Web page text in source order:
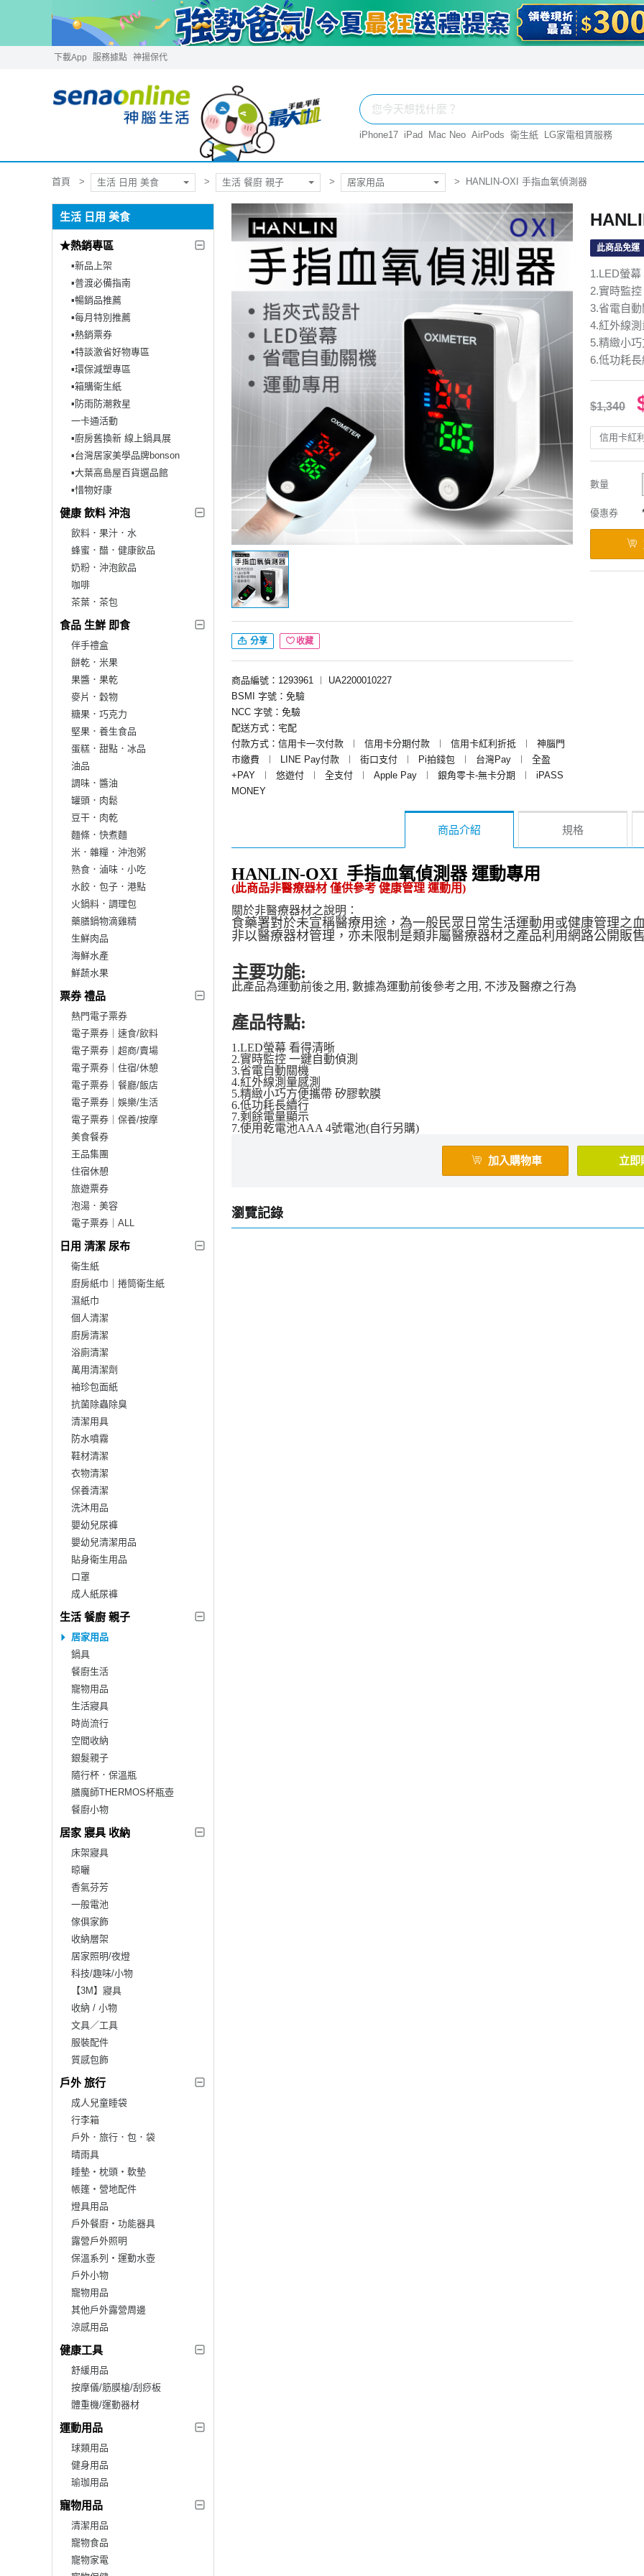
下載App 服務據點 神揚保代
iPhone17 iPad Mac Neo AirPods 衛生紙 LG家電租賃服務
首頁 生活 日用 美食 生活 餐廚 親子 居家用品 HANLIN-OXI 手指血氧偵測器
生活 日用 美食
★熱銷專區
▪︎新品上架
▪︎普渡必備指南
▪︎暢銷品推薦
▪︎每月特別推薦
▪︎熱銷票券
▪︎特談激省好物專區
▪︎環保減塑專區
▪︎箱購衛生紙
▪︎防雨防潮救星
一卡通活動
▪︎廚房舊換新 線上鍋具展
▪︎台灣居家美學品牌bonson
▪︎大葉高島屋百貨選品館
▪︎惜物好康
健康 飲料 沖泡
飲料．果汁．水
蜂蜜．醋．健康飲品
奶粉．沖泡飲品
咖啡
茶葉．茶包
食品 生鮮 即食
伴手禮盒
餅乾．米果
果醬．果乾
麥片．穀物
糖果．巧克力
堅果．養生食品
蛋糕．甜點．冰品
油品
調味．醬油
罐頭．肉鬆
豆干．肉乾
麵條．快煮麵
米．雜糧．沖泡粥
熟食．滷味．小吃
水餃．包子．港點
火鍋料．調理包
藥膳鍋物滴雞精
生鮮肉品
海鮮水產
鮮蔬水果
票券 禮品
熱門電子票券
電子票券｜速食/飲料
電子票券｜超商/賣場
電子票券｜住宿/休憩
電子票券｜餐廳/飯店
電子票券｜娛樂/生活
電子票券｜保養/按摩
美食餐券
王品集團
住宿休憩
旅遊票券
泡湯．美容
電子票券｜ALL
日用 清潔 尿布
衛生紙
廚房紙巾｜捲筒衛生紙
濕紙巾
個人清潔
廚房清潔
浴廁清潔
萬用清潔劑
袖珍包面紙
抗菌除蟲除臭
清潔用具
防水噴霧
鞋材清潔
衣物清潔
保養清潔
洗沐用品
嬰幼兒尿褲
嬰幼兒清潔用品
貼身衛生用品
口罩
成人紙尿褲
生活 餐廚 親子
居家用品
鍋具
餐廚生活
寵物用品
生活寢具
時尚流行
空間收納
銀髮親子
隨行杯．保溫瓶
膳魔師THERMOS杯瓶壺
餐廚小物
居家 寢具 收納
床架寢具
晾曬
香氣芬芳
一般電池
傢俱家飾
收納層架
居家照明/夜燈
科技/趣味/小物
【3M】寢具
收納 / 小物
文具／工具
服裝配件
質感包飾
戶外 旅行
成人兒童睡袋
行李箱
戶外．旅行．包．袋
晴雨具
睡墊‧枕頭‧軟墊
帳篷‧營地配件
燈具用品
戶外餐廚‧功能器具
露營戶外照明
保溫系列‧運動水壺
戶外小物
寵物用品
其他戶外露營周邊
涼感用品
健康工具
舒緩用品
按摩儀/筋膜槍/刮痧板
體重機/運動器材
運動用品
球類用品
健身用品
瑜珈用品
寵物用品
清潔用品
寵物食品
寵物家電
分享 收藏
商品編號：1293961 ︱
UA2200010227
BSMI 字號：免驗
NCC 字號：免驗
配送方式：宅配
付款方式：信用卡一次付款
︱ 信用卡分期付款 ︱ 信用卡紅利折抵 ︱
神腦門
市繳費
︱ LINE Pay付款 ︱ 街口支付 ︱ Pi拍錢包 ︱ 台灣Pay ︱
全盈
+PAY
︱ 悠遊付 ︱ 全支付 ︱ Apple Pay ︱ 銀角零卡-無卡分期 ︱
iPASS
MONEY
此商品免運
1.LED螢
2.實時監
3.省電自
4.紅外線
5.精緻小
6.低功耗
$1,340
信用卡紅
數量
優惠券
商品介紹 規格
HANLIN-OXI 手指血氧偵測器 運動專用
(此商品非醫療器材 僅供參考 健康管理 運動用)
關於非醫療器材之說明：
食藥署對於未宣稱醫療用途，為一般民眾日常生活運動用或健康管理之
非以醫療器材管理，亦未限制是類非屬醫療器材之產品利用網路公開販
主要功能:
此產品為運動前後之用, 數據為運動前後參考之用, 不涉及醫療之行為
產品特點:
1.LED螢幕 看得清晰
2.實時監控 一鍵自動偵測
3.省電自動關機
4.紅外線測量感測
5.精緻小巧方便攜帶 矽膠軟膜
6.低功耗長續行
7.剩餘電量顯示
7.使用乾電池AAA 4號電池(自行另購)
加入購物車 立即
瀏覽記錄